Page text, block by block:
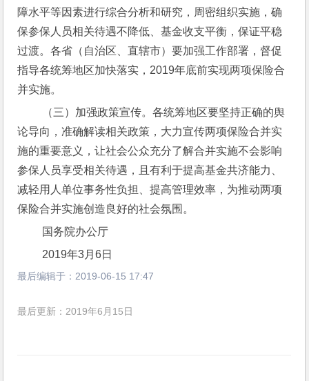
障水平等因素进行综合分析和研究，周密组织实施，确
保参保人员相关待遇不降低、基金收支平衡，保证平稳
过渡。各省（自治区、直辖市）要加强工作部署，督促
指导各统筹地区加快落实，2019年底前实现两项保险合
并实施。
论导向，准确解读相关政策，大力宣传两项保险合并实
施的重要意义，让社会公众充分了解合并实施不会影响
参保人员享受相关待遇，且有利于提高基金共济能力、
减轻用人单位事务性负担、提高管理效率，为推动两项
保险合并实施创造良好的社会氛围。
国务院办公厅
2019年3月6日
最后编辑于： 2019-06-15 17:47
最后更新：2019年6月15日